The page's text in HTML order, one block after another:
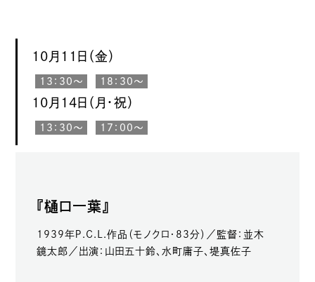
10月11日（金）
13：30〜 18：30〜
10月14日（月・祝）
13：30〜 17：00〜
『樋口一葉』
1939年Ｐ.Ｃ.Ｌ.作品（モノクロ・83分）／監督：並木
鏡太郎／出演：山田五十鈴、水町庸子、堤真佐子